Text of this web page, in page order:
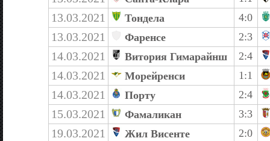
13.03.2021 Тондела 4:0
13.03.2021 Фаренсе 2:3
14.03.2021 Витория Гимарайнш 2:4
14.03.2021 Морейренси 1:1
14.03.2021 Порту 2:4
15.03.2021 Фамаликан 3:3
19.03.2021 Жил Висенте 2:0